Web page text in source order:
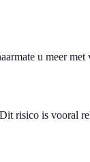
u meer
risico is vooral